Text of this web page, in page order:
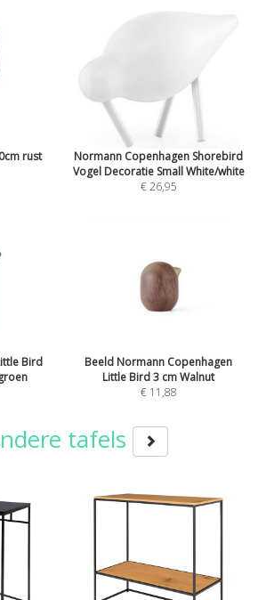
rust
Normann Copenhagen Shorebird
Vogel Decoratie Small White/white
€ 26,95
Bird
Beeld Normann Copenhagen
Little Bird 3 cm Walnut
€ 11,88
tafels